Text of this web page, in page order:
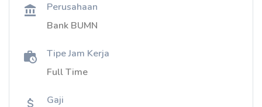
Perusahaan
Bank BUMN
Tipe Jam Kerja
Full Time
Gaji